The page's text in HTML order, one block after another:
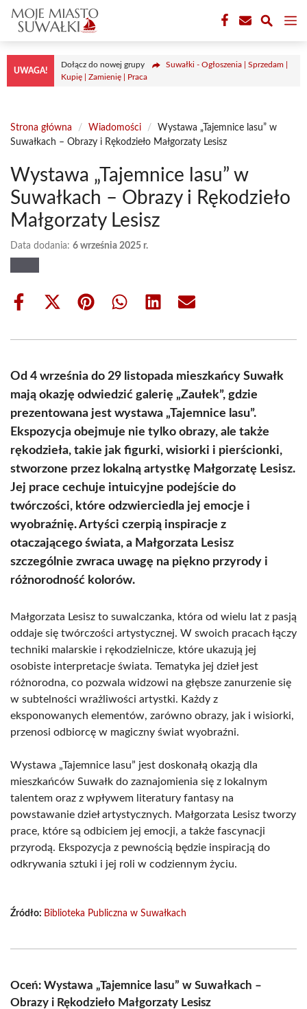
Przejdź
treści
UWAGA!
Dołącz do nowej grupy
Suwałki - Ogłoszenia | Sprzedam |
Kupię | Zamienię | Praca
Strona główna / Wiadomości /
Wystawa „Tajemnice lasu” w
Suwałkach – Obrazy i Rękodzieło Małgorzaty Lesisz
Wystawa „Tajemnice lasu” w
Suwałkach – Obrazy i Rękodzieło
Małgorzaty Lesisz
Data dodania: 6 września 2025 r.
Share
Share
(Twitter)
Share Share Share Share
Od 4 września do 29 listopada mieszkańcy Suwałk
mają okazję odwiedzić galerię „Zaułek”, gdzie
prezentowana jest wystawa „Tajemnice lasu”.
Ekspozycja obejmuje nie tylko obrazy, ale także
rękodzieła, takie jak figurki, wisiorki i pierścionki,
stworzone przez lokalną artystkę Małgorzatę Lesisz.
Jej prace cechuje intuicyjne podejście do
twórczości, które odzwierciedla jej emocje i
wyobraźnię. Artyści czerpią inspiracje z
otaczającego świata, a Małgorzata Lesisz
szczególnie zwraca uwagę na piękno przyrody i
różnorodność kolorów.
Małgorzata Lesisz to suwalczanka, która od wielu lat z pasją
oddaje się twórczości artystycznej. W swoich pracach łączy
techniki malarskie i rękodzielnicze, które ukazują jej
osobiste interpretacje świata. Tematyka jej dzieł jest
różnorodna, co pozwala widzowi na głębsze zanurzenie się
w subtelności wrażliwości artystki. Każdy z
eksponowanych elementów, zarówno obrazy, jak i wisiorki,
przenosi odbiorcę w magiczny świat wyobraźni.
Wystawa „Tajemnice lasu” jest doskonałą okazją dla
mieszkańców Suwałk do zaznajomienia się z lokalnym
talentem oraz z wpływem literatury fantasy na
powstawanie dzieł artystycznych. Małgorzata Lesisz tworzy
prace, które są odbiciem jej emocji, a także fascynacji
przyrodą. Ekspozycja z pewnością będzie inspiracją do
odkrywania sztuki i jej roli w codziennym życiu.
Źródło: Biblioteka Publiczna w Suwałkach
Oceń: Wystawa „Tajemnice lasu” w Suwałkach –
Obrazy i Rękodzieło Małgorzaty Lesisz